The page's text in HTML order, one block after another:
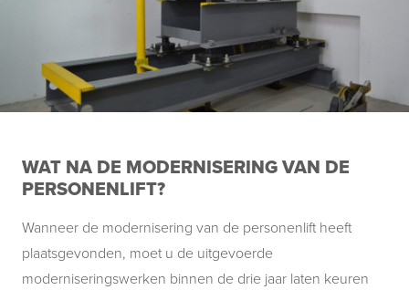
WAT NA DE MODERNISERING VAN DE
PERSONENLIFT?
Wanneer de modernisering van de personenlift heeft
plaatsgevonden, moet u de uitgevoerde
moderniseringswerken binnen de drie jaar laten keuren